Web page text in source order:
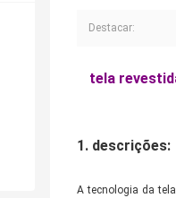
Destacar:
tela
1. descrições:
A tecnologia da